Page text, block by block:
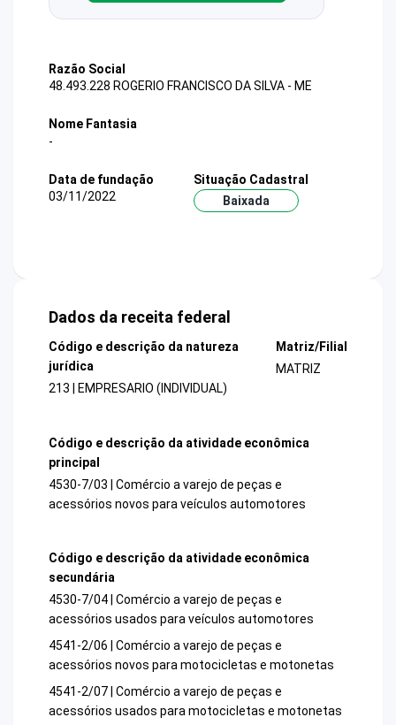
Razão Social
48.493.228 ROGERIO FRANCISCO DA SILVA - ME
Nome Fantasia
-
Data de fundação
03/11/2022
Situação Cadastral
Baixada
Dados da receita federal
Código e descrição da natureza
jurídica
213 | EMPRESARIO (INDIVIDUAL)
Matriz/Filial
MATRIZ
Código e descrição da atividade econômica
principal
4530-7/03 | Comércio a varejo de peças e
acessórios novos para veículos automotores
Código e descrição da atividade econômica
secundária
4530-7/04 | Comércio a varejo de peças e
acessórios usados para veículos automotores
4541-2/06 | Comércio a varejo de peças e
acessórios novos para motocicletas e motonetas
4541-2/07 | Comércio a varejo de peças e
acessórios usados para motocicletas e motonetas